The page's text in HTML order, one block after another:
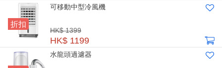
折扣
可移動中型冷風機
HK$ 1399
HK$ 1199
水龍頭過濾器